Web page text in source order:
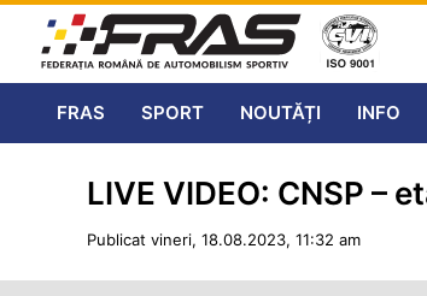
FRAS SPORT NOUTĂȚI INFO
LIVE VIDEO: CNSP –
Publicat vineri, 18.08.2023, 11:32 am